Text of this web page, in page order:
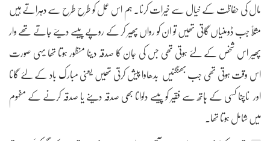
مال کی حفاظت کے خیال سے خیرات کرنا۔ ہم اس عمل کو طرح طرح سے دہراتے ہیں
مثلاً جب ڈومنیاں گاتی تھیں تو ان کو رواں پھیر کر کے روپے پیسے دیئے جاتے تھے وار
پھیر اس شخص کے لئے ہوتی تھی جس کی جان کا صدقہ دینا منظور ہوتا تھا یہی صورت
اس وقت ہوتی تھی جب بھنگنیں بدھاوا پیش کرتی تھیں یعنی مبارک باد کے لئے گانا
اور ناچنا کسی کے ہاتھ سے فقیر کو پیسے دلوانا بھی صدقہ دینے یا صدقہ کرنے کے مفہوم
میں شامل ہوتا تھا۔